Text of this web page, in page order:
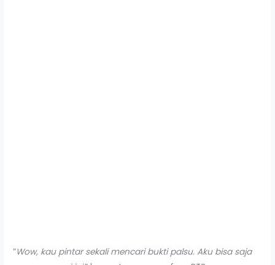
“Wow, kau pintar sekali mencari bukti palsu. Aku bisa saja